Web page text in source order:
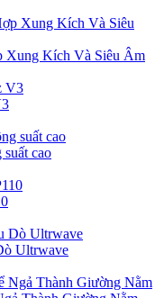
Xung Kích Và Siêu Âm
cao
Ultrwave